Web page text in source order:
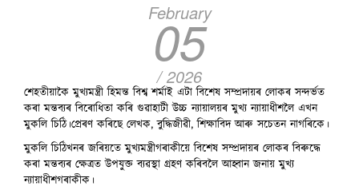
February
05
/ 2026
শেহতীয়াকৈ মুখ্যমন্ত্ৰী হিমন্ত বিশ্ব শৰ্মাই এটা বিশেষ সম্প্ৰদায়ৰ লোকৰ সন্দৰ্ভত
কৰা মন্তব্যৰ বিৰোধিতা কৰি গুৱাহাটী উচ্চ ন্যায়ালয়ৰ মুখ্য ন্যায়াধীশলৈ এখন
মুকলি চিঠি।প্ৰেৰণ কৰিছে লেখক, বুদ্ধিজীৱী, শিক্ষাবিদ আৰু সচেতন নাগৰিকে।
মুকলি চিঠিখনৰ জৰিয়তে মুখ্যমন্ত্ৰীগৰাকীয়ে বিশেষ সম্প্ৰদায়ৰ লোকৰ বিৰুদ্ধে
কৰা মন্তব্যৰ ক্ষেত্ৰত উপযুক্ত ব্যৱস্থা গ্ৰহণ কৰিবলৈ আহ্বান জনায় মুখ্য
ন্যায়াধীশগৰাকীক।